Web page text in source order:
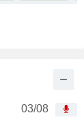
03/08